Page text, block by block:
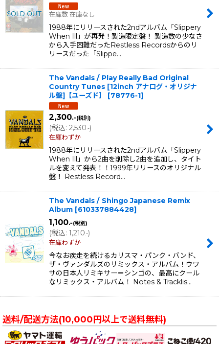
在庫数 在庫なし
1988年にリリースされた2ndアルバム「Slippery
When Ill」が再発！製造限定盤！ 製造数の少なさ
から入手困難だったRestless Recordsからのリ
リースだった「Slippe…
The Vandals / Play Really Bad Original
Country Tunes [12inch アナログ・オリジナ
ル盤]【ユーズド】
[78776-1]
2,300.-(税別)
(税込: 2,530.-)
在庫わずか
1988年にリリースされた2ndアルバム「Slippery
When Ill」から2曲を削除し2曲を追加し、タイト
ルを変えて発表！！1999年リリースのオリジナル
盤！ Restless Record…
The Vandals / Shingo Japanese Remix
Album [610337884428]
1,100.-(税別)
(税込: 1,210.-)
在庫わずか
今なお疾走を続けるカリスマ・パンク・バンド、
ザ・ヴァンダルズのリミックス・アルバム！ウワ
サの日本人リミキサー＝シンゴの、最高にクール
なリミックス・アルバム！ Notes & Tracklis…
送料/配送方法(10,000円以上で送料無料)